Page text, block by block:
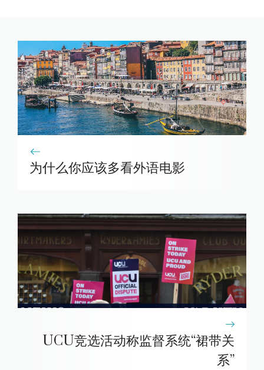
为什么你应该多看外语电影
UCU竞选活动称监督系统“裙带关
系”